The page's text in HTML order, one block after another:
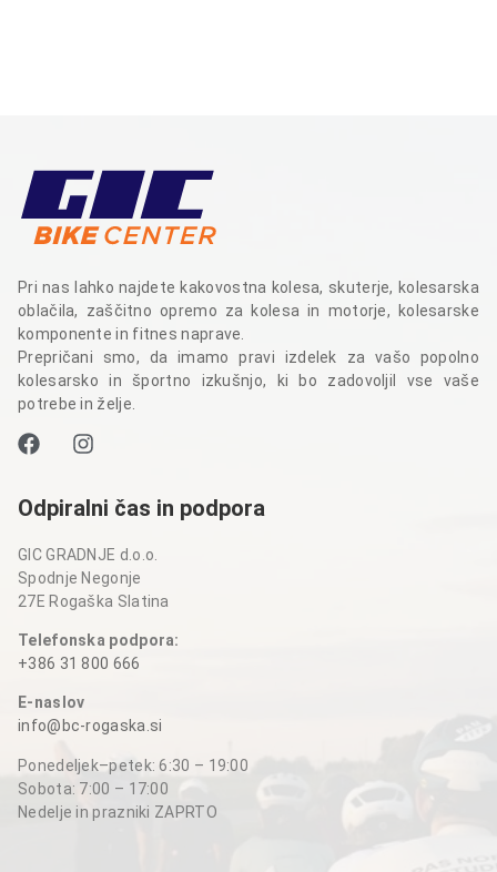
Pri nas lahko najdete kakovostna kolesa, skuterje, kolesarska
oblačila, zaščitno opremo za kolesa in motorje, kolesarske
komponente in fitnes naprave.
Prepričani smo, da imamo pravi izdelek za vašo popolno
kolesarsko in športno izkušnjo, ki bo zadovoljil vse vaše
potrebe in želje.
Odpiralni čas in podpora
GIC GRADNJE d.o.o.
Spodnje Negonje
27E Rogaška Slatina
Telefonska podpora:
+386 31 800 666
E-naslov
info@bc-rogaska.si
Ponedeljek–petek: 6:30 – 19:00
Sobota: 7:00 – 17:00
Nedelje in prazniki ZAPRTO